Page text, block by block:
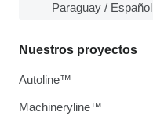
Paraguay / Español
Nuestros proyectos
Autoline™
Machineryline™